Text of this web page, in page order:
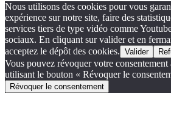
Nous utilisons des cookies pour vous
expérience sur notre site, faire des
services tiers de type vidéo comme
sociaux. En cliquant sur valider et en
acceptez le dépôt des cookies. Valider
Vous pouvez révoquer votre consentement
utilisant le bouton « Révoquer le
Révoquer le consentement